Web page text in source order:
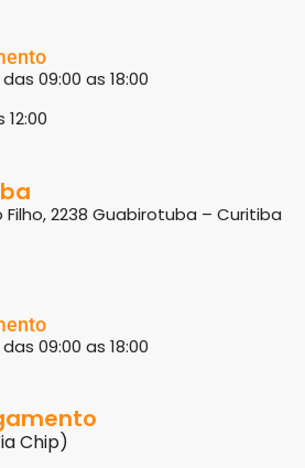
09:00 as 18:00
2238 Guabirotuba – Curitiba
09:00 as 18:00
Chip)